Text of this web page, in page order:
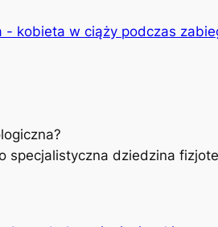
specjalistyczna dziedzina